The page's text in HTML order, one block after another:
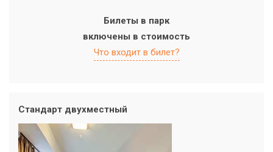
Билеты в парк
включены в стоимость
Что входит в билет?
Стандарт двухместный